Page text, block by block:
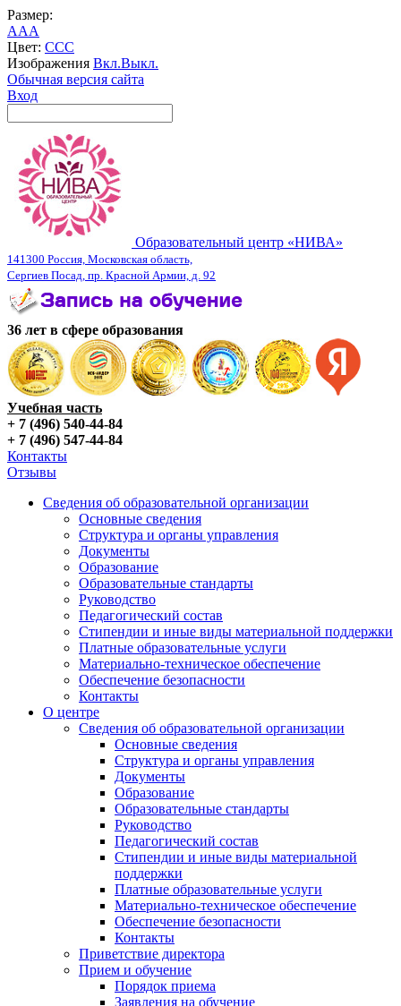
Размер:
AAA
Цвет: CCC
Изображения Вкл.Выкл.
Обычная версия сайта
Вход
Образовательный центр «НИВА»
141300 Россия, Московская область,
Сергиев Посад, пр. Красной Армии, д. 92
36 лет в сфере образования
Учебная часть
+ 7 (496) 540-44-84
+ 7 (496) 547-44-84
Контакты
Отзывы
Сведения об образовательной организации
Основные сведения
Структура и органы управления
Документы
Образование
Образовательные стандарты
Руководство
Педагогический состав
Стипендии и иные виды материальной поддержки
Платные образовательные услуги
Материально-техническое обеспечение
Обеспечение безопасности
Контакты
О центре
Сведения об образовательной организации
Основные сведения
Структура и органы управления
Документы
Образование
Образовательные стандарты
Руководство
Педагогический состав
Стипендии и иные виды материальной
поддержки
Платные образовательные услуги
Материально-техническое обеспечение
Обеспечение безопасности
Контакты
Приветствие директора
Прием и обучение
Порядок приема
Заявления на обучение